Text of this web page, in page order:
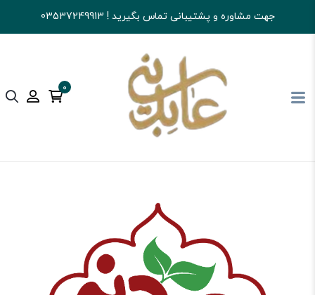
جهت مشاوره و پشتیبانی تماس بگیرید ! 03537249913
0
آجیل و خشکبار عابدینی شکلات سایر شکلات ها